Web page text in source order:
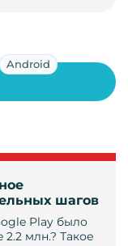
Android
шагов
Play было
млн.? Такое